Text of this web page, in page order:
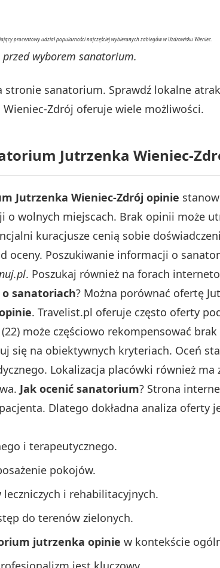
procentowy udział popularności najczęściej wybieranych zabiegów w Uzdrowisku Wieniec.
wyborem sanatorium.
stronie sanatorium. Sprawdź lokalne
Zdrój oferuje wiele możliwości.
Jutrzenka Wieniec-
Jutrzenka Wieniec-Zdrój opinie
wolnych miejscach. Brak opinii może
kuracjusze cenią sobie
oceny. Poszukiwanie informacji o
. Poszukaj również na forach
o sanatoriach? Można porównać ofertę
. Travelist.pl oferuje często oferty
może częściowo rekompensować
się na obiektywnych kryteriach. Oceń
Lokalizacja placówki również ma
Jak ocenić sanatorium? Strona
Dlatego dokładna analiza oferty
i terapeutycznego.
pokojów.
i rehabilitacyjnych.
do terenów zielonych.
jutrzenka opinie w kontekście